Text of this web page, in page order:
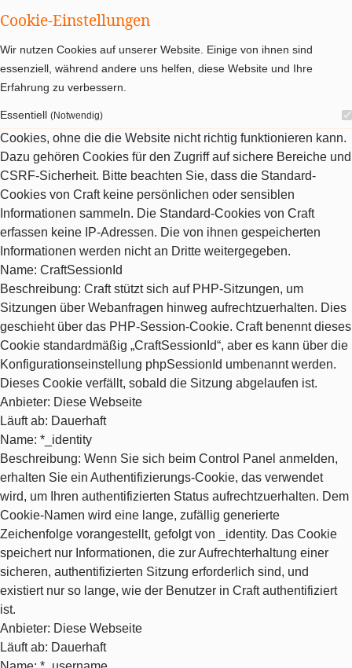
Cookie-Einstellungen
Wir nutzen Cookies auf unserer Website. Einige von ihnen sind
essenziell, während andere uns helfen, diese Website und Ihre
Erfahrung zu verbessern.
Essentiell (Notwendig)
Cookies, ohne die die Website nicht richtig funktionieren kann.
Dazu gehören Cookies für den Zugriff auf sichere Bereiche und
CSRF-Sicherheit. Bitte beachten Sie, dass die Standard-
Cookies von Craft keine persönlichen oder sensiblen
Informationen sammeln. Die Standard-Cookies von Craft
erfassen keine IP-Adressen. Die von ihnen gespeicherten
Informationen werden nicht an Dritte weitergegeben.
Name: CraftSessionId
Beschreibung: Craft stützt sich auf PHP-Sitzungen, um
Sitzungen über Webanfragen hinweg aufrechtzuerhalten. Dies
geschieht über das PHP-Session-Cookie. Craft benennt dieses
Cookie standardmäßig „CraftSessionId“, aber es kann über die
Konfigurationseinstellung phpSessionId umbenannt werden.
Dieses Cookie verfällt, sobald die Sitzung abgelaufen ist.
Anbieter: Diese Webseite
Läuft ab: Dauerhaft
Name: *_identity
Beschreibung: Wenn Sie sich beim Control Panel anmelden,
erhalten Sie ein Authentifizierungs-Cookie, das verwendet
wird, um Ihren authentifizierten Status aufrechtzuerhalten. Dem
Cookie-Namen wird eine lange, zufällig generierte
Zeichenfolge vorangestellt, gefolgt von _identity. Das Cookie
speichert nur Informationen, die zur Aufrechterhaltung einer
sicheren, authentifizierten Sitzung erforderlich sind, und
existiert nur so lange, wie der Benutzer in Craft authentifiziert
ist.
Anbieter: Diese Webseite
Läuft ab: Dauerhaft